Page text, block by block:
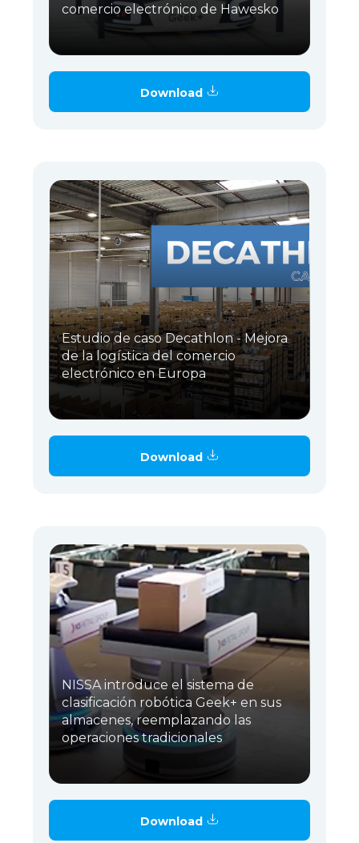
comercio electrónico de Hawesko
Download
Estudio de caso Decathlon - Mejora
de la logística del comercio
electrónico en Europa
Download
NISSA introduce el sistema de
clasificación robótica Geek+ en sus
almacenes, reemplazando las
operaciones tradicionales
Download